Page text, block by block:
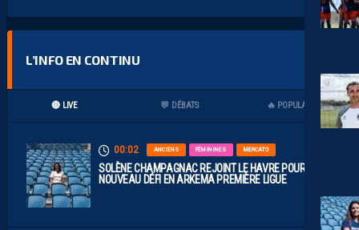
L’INFO EN CONTINU
🔴 LIVE 💬 DÉBATS 🔥 POPULAIRES
00:02 ANCIENS FÉMININES MERCATO
SOLÈNE CHAMPAGNAC REJOINT LE HAVRE POUR UN
NOUVEAU DÉFI EN ARKEMA PREMIÈRE LIGUE